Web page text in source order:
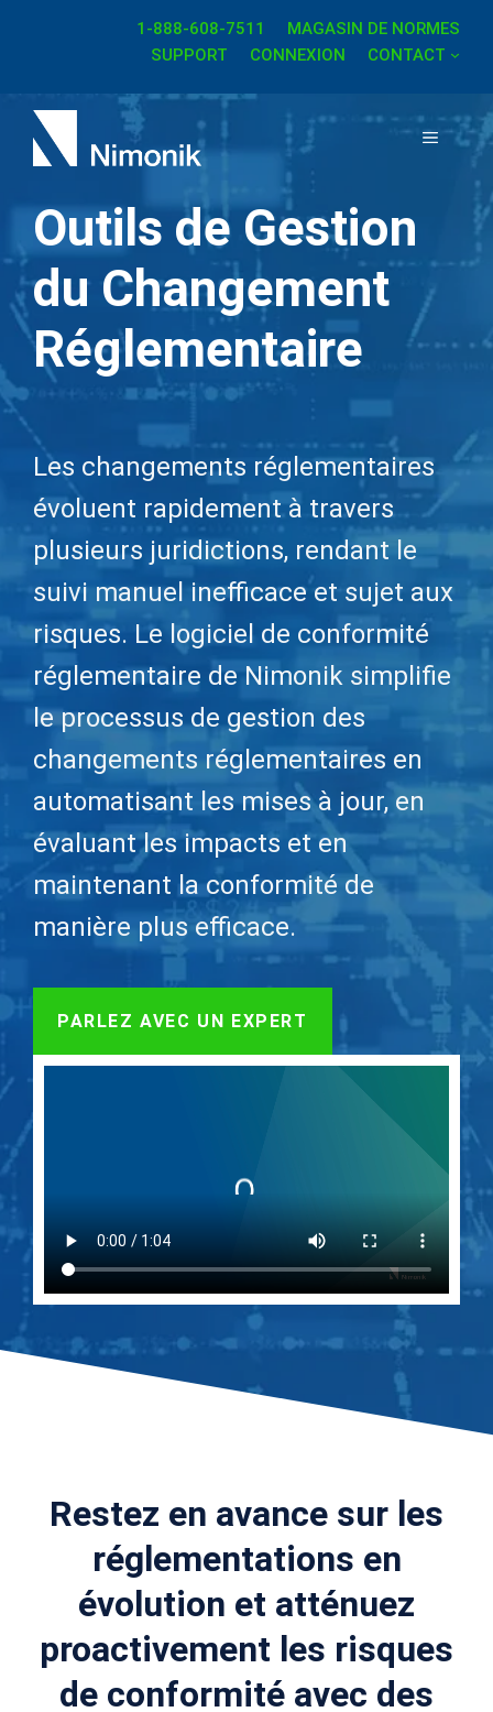
1-888-608-7511
MAGASIN DE NORMES
SUPPORT
CONNEXION CONTACT
MENU
Outils de Gestion
du Changement
Réglementaire
Les changements réglementaires
évoluent rapidement à travers
plusieurs juridictions, rendant le
suivi manuel inefficace et sujet aux
risques. Le logiciel de conformité
réglementaire de Nimonik simplifie
le processus de gestion des
changements réglementaires en
automatisant les mises à jour, en
évaluant les impacts et en
maintenant la conformité de
manière plus efficace.
PARLEZ AVEC UN EXPERT
Restez en avance sur les
réglementations en
évolution et atténuez
proactivement les risques
de conformité avec des